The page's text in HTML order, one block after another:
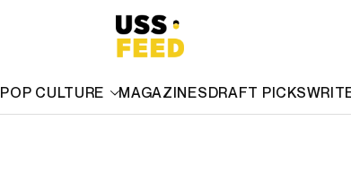
POP CULTURE MAGAZINESDRAFT PICKS